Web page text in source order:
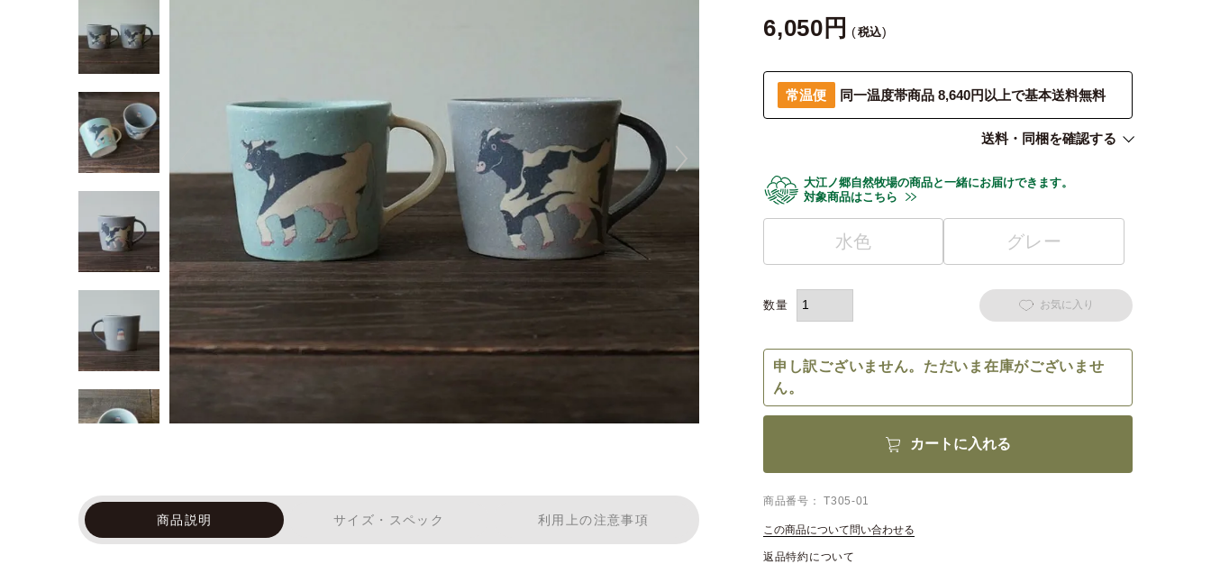
6,050 税込
常温便 同一温度帯商品 8,640円以上で基本送料無料
送料・同梱を確認する
大江ノ郷自然牧場の商品と一緒にお届けできます。
対象商品はこちら
水色 グレー
お気に入り
申し訳ございません。ただいま在庫がございませ
ん。
カートに入れる
商品番号 T305-01
この商品について問い合わせる
返品特約について
商品説明 サイズ・スペック 利用上の注意事項